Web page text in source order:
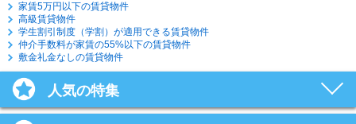
家賃5万円以下の賃貸物件
高級賃貸物件
学生割引制度（学割）が適用できる賃貸物件
仲介手数料が家賃の55%以下の賃貸物件
敷金礼金なしの賃貸物件
人気の特集